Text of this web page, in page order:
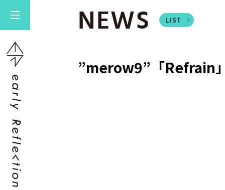
NEWS
”merow9”「Refrain